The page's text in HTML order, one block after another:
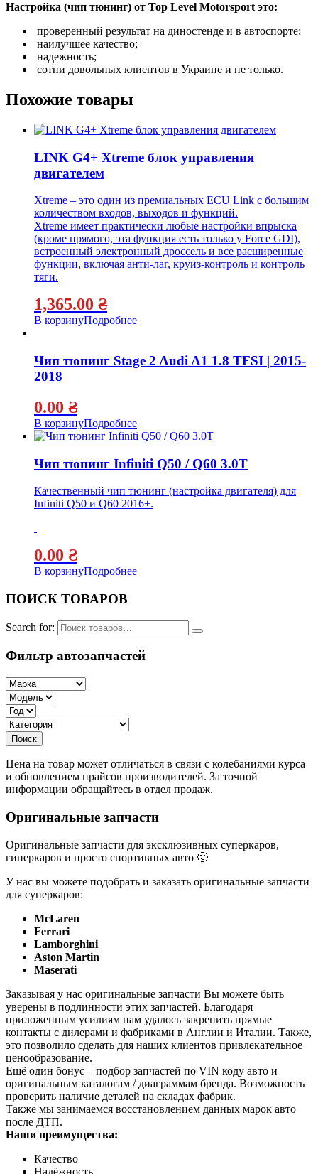
Настройка (чип тюнинг) от Top Level Motorsport это:
проверенный результат на диностенде и в автоспорте;
наилучшее качество;
надежность;
сотни довольных клиентов в Украине и не только.
Похожие товары
LINK G4+ Xtreme блок управления
двигателем
Xtreme – это один из премиальных ECU Link с большим
количеством входов, выходов и функций.
Xtreme имеет практически любые настройки впрыска
(кроме прямого, эта функция есть только у Force GDI),
встроенный электронный дроссель и все расширенные
функции, включая анти-лаг, круиз-контроль и контроль
тяги.
1,365.00 ₴
В корзинуПодробнее
Чип тюнинг Stage 2 Audi A1 1.8 TFSI | 2015-
2018
0.00 ₴
В корзинуПодробнее
Чип тюнинг Infiniti Q50 / Q60 3.0T
Качественный чип тюнинг (настройка двигателя) для
Infiniti Q50 и Q60 2016+.
0.00 ₴
В корзинуПодробнее
ПОИСК ТОВАРОВ
Search for:
Фильтр автозапчастей
Цена на товар может отличаться в связи с колебаниями курса
и обновлением прайсов производителей. За точной
информации обращайтесь в отдел продаж.
Оригинальные запчасти
Оригинальные запчасти для эксклюзивных суперкаров,
гиперкаров и просто спортивных авто 🙂
У нас вы можете подобрать и заказать оригинальные запчасти
для суперкаров:
McLaren
Ferrari
Lamborghini
Aston Martin
Maserati
Заказывая у нас оригинальные запчасти Вы можете быть
уверены в подлинности этих запчастей. Благодаря
приложенным усилиям нам удалось закрепить прямые
контакты с дилерами и фабриками в Англии и Италии. Также,
это позволило сделать для наших клиентов привлекательное
ценообразование.
Ещё один бонус – подбор запчастей по VIN коду авто и
оригинальным каталогам / диаграммам бренда. Возможность
проверить наличие деталей на складах фабрик.
Также мы занимаемся восстановлением данных марок авто
после ДТП.
Наши преимущества:
Качество
Надёжность